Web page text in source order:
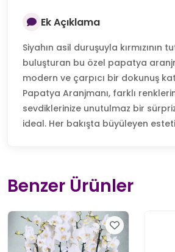
Ek Açıklama
Siyahın asil duruşuyla kırmızının
buluşturan bu özel papatya
modern ve çarpıcı bir dokunuş
Papatya Aranjmanı, farklı
sevdiklerinize unutulmaz bir
ideal. Her bakışta büyüleyen
Benzer Ürünler